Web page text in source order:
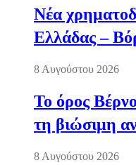
Νέα
Ελλάδας –
8 Αυγούστου 2026
Το όρος
τη βιώσιμη
8 Αυγούστου 2026